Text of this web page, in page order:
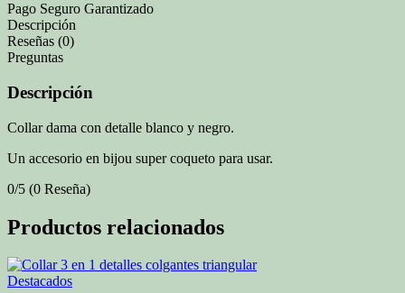
Pago Seguro Garantizado
Descripción
Reseñas (0)
Preguntas
Descripción
Collar dama con detalle blanco y negro.
Un accesorio en bijou super coqueto para usar.
0/5 (0 Reseña)
Productos relacionados
Destacados